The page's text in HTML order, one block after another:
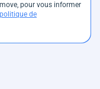
pour vous informer
politique de